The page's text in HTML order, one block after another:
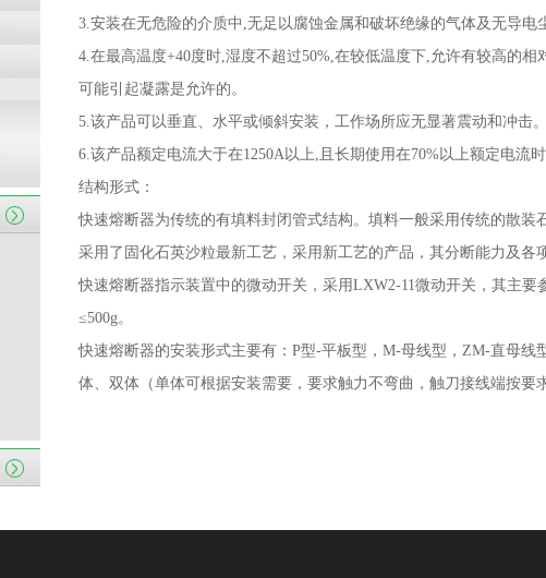
3.安装在无危险的介质中 ,无足以腐蚀金属和破坏绝缘的气体及无导电
4.在最高温度+40度时,湿度不超过50%,在较低温度下, 允许有较高的相
可能引起凝露是允许的。
5.该产品可以垂直、水平或倾斜安装，工作场所应无显著震动和冲击。
6.该产品额定电流大于在1250A以上, 且长期使用在70%以上额定电流时
结构形式：
快速熔断器为传统的有填料封闭管式结构。填料一般采用传统的散
采用了固化石英沙粒最新工艺，采用新工艺的产品，其分断能力及各
快速熔断器指示装置中的微动开关，采用LXW2-11微动开关，其主要
≤500g。
快速熔断器的安装形式主要有： P型-平板型， M-母线型， ZM-直母线
体、双体（单体可根据安装需要，要求触力不弯曲，触刀接线端按要